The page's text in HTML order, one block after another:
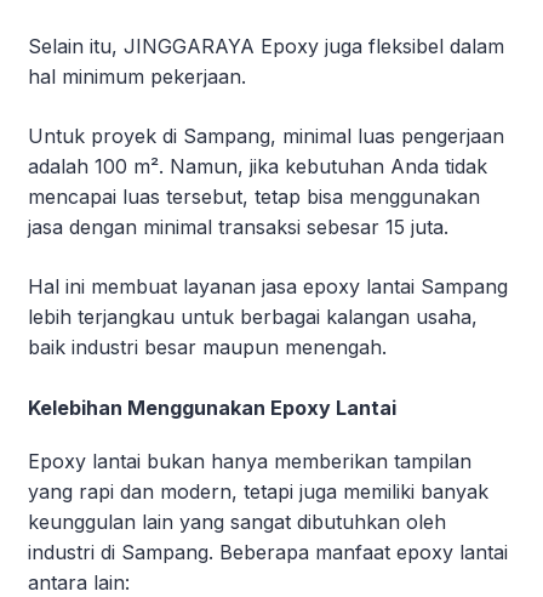
Selain itu, JINGGARAYA Epoxy juga fleksibel dalam
hal minimum pekerjaan.
Untuk proyek di Sampang, minimal luas pengerjaan
adalah 100 m². Namun, jika kebutuhan Anda tidak
mencapai luas tersebut, tetap bisa menggunakan
jasa dengan minimal transaksi sebesar 15 juta.
Hal ini membuat layanan jasa epoxy lantai Sampang
lebih terjangkau untuk berbagai kalangan usaha,
baik industri besar maupun menengah.
Kelebihan Menggunakan Epoxy Lantai
Epoxy lantai bukan hanya memberikan tampilan
yang rapi dan modern, tetapi juga memiliki banyak
keunggulan lain yang sangat dibutuhkan oleh
industri di Sampang. Beberapa manfaat epoxy lantai
antara lain: